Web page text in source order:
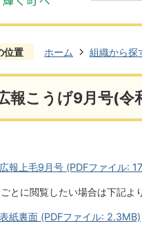
位置 ホーム 組織から探
報こうげ9月号(令
広報上毛9月号 (PDFファイル:
とに閲覧したい場合は下記よ
表紙裏面 (PDFファイル: 2.3MB)